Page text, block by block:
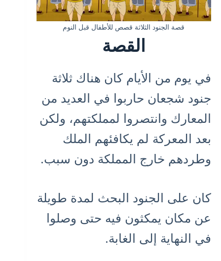
قصة الجنود الثلاثة قصص للأطفال قبل النوم
القصة
في يوم من الأيام كان هناك ثلاثة
جنود شجعان حاربوا في العديد من
المعارك وانتصروا لمملكتهم، ولكن
بعد المعركة لم يكافئهم الملك
وطردهم خارج المملكة دون سبب.
كان على الجنود البحث لمدة طويلة
عن مكان يمكثون فيه حتى وصلوا
في النهاية إلى الغابة.